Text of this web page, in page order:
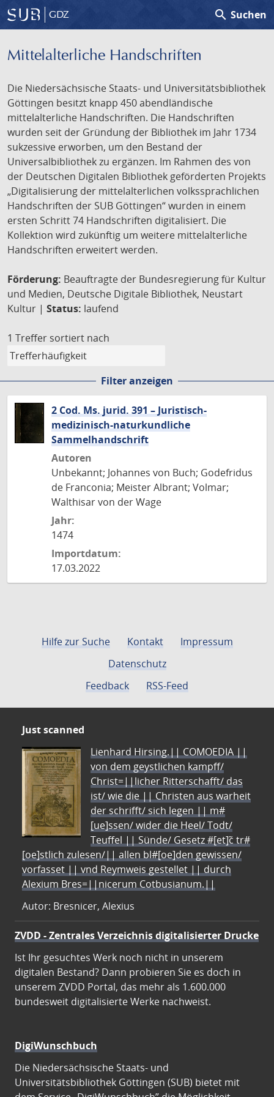
GDZ search Suchen
Mittelalterliche Handschriften
Die Niedersächsische Staats- und Universitätsbibliothek
Göttingen besitzt knapp 450 abendländische
mittelalterliche Handschriften. Die Handschriften
wurden seit der Gründung der Bibliothek im Jahr 1734
sukzessive erworben, um den Bestand der
Universalbibliothek zu ergänzen. Im Rahmen des von
der Deutschen Digitalen Bibliothek geförderten Projekts
„Digitalisierung der mittelalterlichen volkssprachlichen
Handschriften der SUB Göttingen“ wurden in einem
ersten Schritt 74 Handschriften digitalisiert. Die
Kollektion wird zukünftig um weitere mittelalterliche
Handschriften erweitert werden.
Förderung: Beauftragte der Bundesregierung für Kultur
und Medien, Deutsche Digitale Bibliothek, Neustart
Kultur | Status: laufend
1 Treffer sortiert nach
Filter anzeigen
2 Cod. Ms. jurid. 391 – Juristisch-
medizinisch-naturkundliche
Sammelhandschrift
Autoren
Unbekannt; Johannes von Buch; Godefridus
de Franconia; Meister Albrant; Volmar;
Walthisar von der Wage
Jahr:
1474
Importdatum:
17.03.2022
Hilfe zur Suche Kontakt
Impressum
Datenschutz
Feedback
RSS-Feed
Just scanned
Lienhard Hirsing.|| COMOEDIA ||
von dem geystlichen kampff/
Christ=||licher Ritterschafft/ das
ist/ wie die || Christen aus warheit
der schrifft/ sich legen || m#
[ue]ssen/ wider die Heel/ Todt/
Teuffel || Sünde/ Gesetz #[et]c̃ tr#
[oe]stlich zulesen/|| allen bl#[oe]den gewissen/
vorfasset || vnd Reymweis gestellet || durch
Alexium Bres=||nicerum Cotbusianum.||
Autor: Bresnicer, Alexius
ZVDD - Zentrales Verzeichnis digitalisierter Drucke
Ist Ihr gesuchtes Werk noch nicht in unserem
digitalen Bestand? Dann probieren Sie es doch in
unserem ZVDD Portal, das mehr als 1.600.000
bundesweit digitalisierte Werke nachweist.
DigiWunschbuch
Die Niedersächsische Staats- und
Universitätsbibliothek Göttingen (SUB) bietet mit